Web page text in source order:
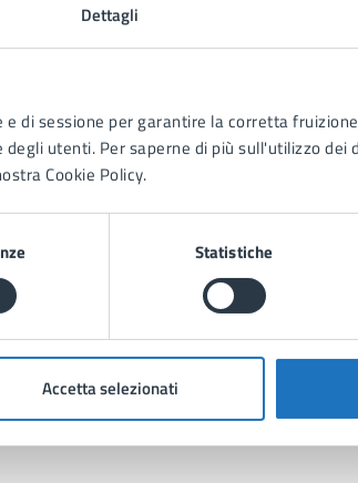
Dettagli
di sessione per garantire la corretta
utenti. Per saperne di più sull'utilizzo dei
Cookie Policy.
Statistiche
Accetta selezionati
le informazioni su questa